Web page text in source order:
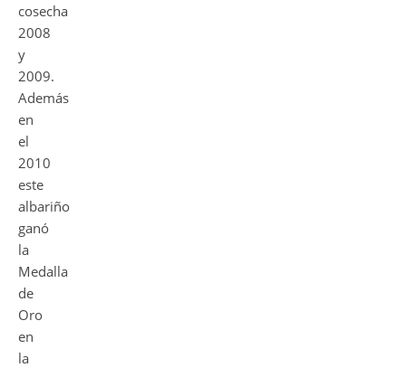
cosecha
2008
y
2009.
Además
en
el
2010
este
albariño
ganó
la
Medalla
de
Oro
en
la